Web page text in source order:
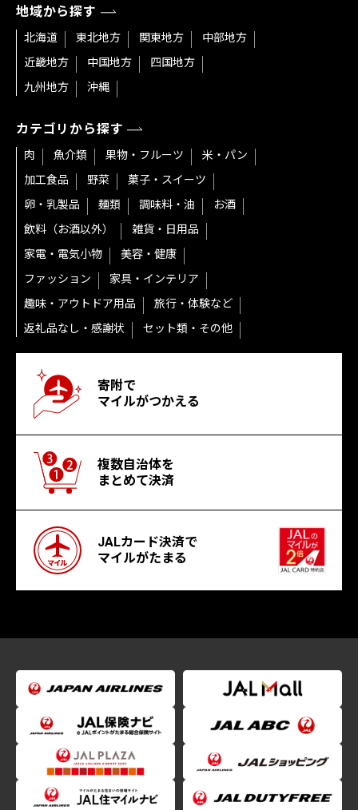
地域から探す
北海道 東北地方 関東地方
中部地方
近畿地方
中国地方
四国地方
九州地方
沖縄
カテゴリから探す
肉 魚介類 果物・フルーツ
米・パン
加工食品
野菜
菓子・スイーツ
卵・乳製品
麺類 調味料・油
お酒
飲料（お酒以外）
雑貨・日用品
家電・電気小物
美容・健康
ファッション
家具・インテリア
趣味・アウトドア用品
旅行・体験など
返礼品なし・感謝状
セット類・その他
寄附で
マイルがつかえる
複数自治体を
まとめて決済
JALカード決済で
マイルがたまる